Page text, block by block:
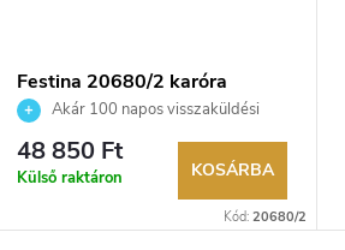
Festina 20680/2 karóra
Akár 100 napos visszaküldési
lehetőség. Hivatalos márkakereskedő.
48 850 Ft
Külső raktáron KOSÁRBA
Kód: 20680/2